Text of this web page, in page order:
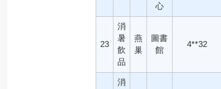
心
23
消
暑
飲
品
燕
巢
圖書
館
4**32
消